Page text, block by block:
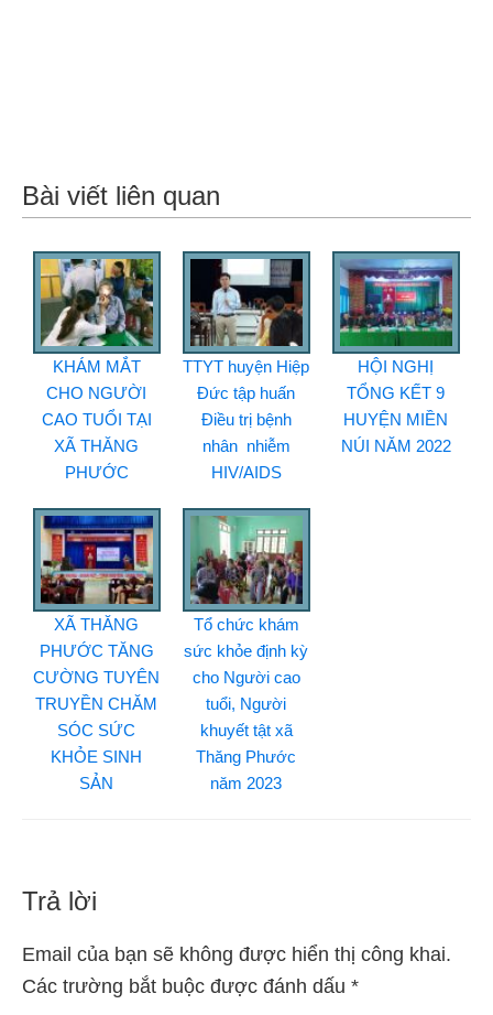
Bài viết liên quan
KHÁM MẮT
CHO NGƯỜI
CAO TUỔI TẠI
XÃ THĂNG
PHƯỚC
TTYT huyện Hiệp
Đức tập huấn
Điều trị bệnh
nhân nhiễm
HIV/AIDS
HỘI NGHỊ
TỔNG KẾT 9
HUYỆN MIỀN
NÚI NĂM 2022
XÃ THĂNG
PHƯỚC TĂNG
CƯỜNG TUYÊN
TRUYỀN CHĂM
SÓC SỨC
KHỎE SINH
SẢN
Tổ chức khám
sức khỏe định kỳ
cho Người cao
tuổi, Người
khuyết tật xã
Thăng Phước
năm 2023
Reader
Interactions
Trả lời
Email của bạn sẽ không được hiển thị công khai.
Các trường bắt buộc được đánh dấu *